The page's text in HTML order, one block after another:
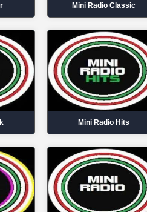
Mini Radio Classic
Mini Radio Hits